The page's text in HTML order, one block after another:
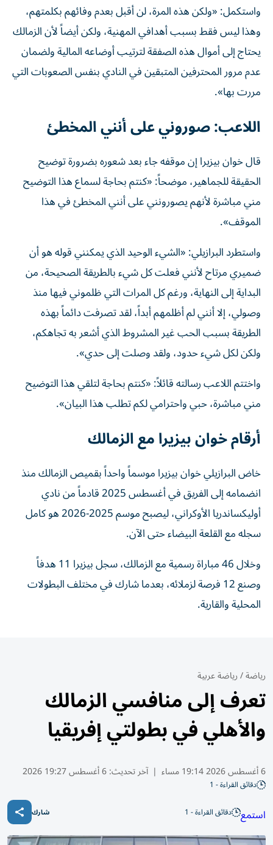
واستكمل: «ولكن هذه المرة، لن أقبل بعدم وفائهم بكلمتهم،
وهذا ليس فقط بسبب أهدافي المهنية، ولكن أيضاً لأن الزمالك
يحتاج إلى أموال هذه الصفقة لترتيب أوضاعه المالية ولضمان
عدم مرور المحترفين المتبقين في النادي بنفس الصعوبات التي
مررت بها».
اللاعب: صوروني على أنني المخطئ
قال خوان بيزيرا إن موقفه جاء بعد شعوره بضرورة توضيح
الحقيقة للجماهير، موضحاً: «كنتم بحاجة لسماع هذا التوضيح
مني مباشرة لأنهم يصورونني على أنني المخطئ في هذا
الموقف».
واستطرد البرازيلي: «الشيء الوحيد الذي يمكنني قوله هو أن
ضميري مرتاح لأنني فعلت كل شيء بالطريقة الصحيحة، من
البداية إلى النهاية، ورغم كل المرات التي ظلموني فيها منذ
وصولي، إلا أنني لم أظلمهم أبداً، لقد تصرفت دائماً بهذه
الطريقة بسبب الحب غير المشروط الذي أشعر به تجاهكم،
ولكن لكل شيء حدود، ولقد وصلت إلى حدي».
واختتم اللاعب رسالته قائلاً: «كنتم بحاجة لتلقي هذا التوضيح
مني مباشرة، حبي واحترامي لكم تطلب هذا البيان».
أرقام خوان بيزيرا مع الزمالك
خاض البرازيلي خوان بيزيرا موسماً واحداً بقميص الزمالك منذ
انضمامه إلى الفريق في أغسطس 2025 قادماً من نادي
أوليكساندريا الأوكراني، ليصبح موسم 2025-2026 هو كامل
سجله مع القلعة البيضاء حتى الآن.
وخلال 46 مباراة رسمية مع الزمالك، سجل بيزيرا 11 هدفاً
وصنع 12 فرصة لزملائه، بعدما شارك في مختلف البطولات
المحلية والقارية.
رياضة/رياضة عربية
تعرف إلى منافسي الزمالك
والأهلي في بطولتي إفريقيا
6 أغسطس 2026 19:14 مساء | آخر تحديث:6 أغسطس 19:27 2026
دقائق القراءة - 1
استمع دقائق القراءة - 1 شارك